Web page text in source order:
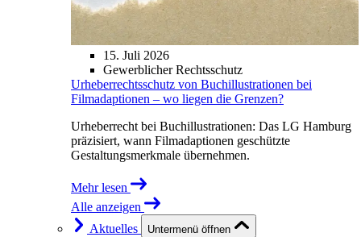
15. Juli 2026
Gewerblicher Rechtsschutz
Urheberrechtsschutz von Buchillustrationen bei
Filmadaptionen – wo liegen die Grenzen?
Urheberrecht bei Buchillustrationen: Das LG Hamburg
präzisiert, wann Filmadaptionen geschützte
Gestaltungsmerkmale übernehmen.
Mehr lesen
Alle anzeigen
Aktuelles
Untermenü öffnen